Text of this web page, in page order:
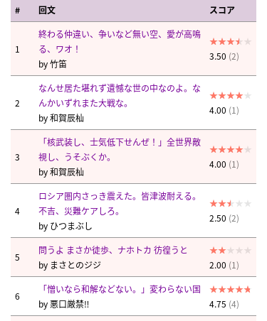
# 回文 スコア
1
終わる仲違い、争いなど無い空、愛が高鳴
る、ワオ！
by竹笛
3.50 (2)
2
なんせ居た堪れず遺憾な世の中なのよ。な
んかいずれまた大戦な。
by和賀辰杣
4.00 (1)
3
「核武装し、士気低下せんぜ！」全世界敵
視し、うそぶくか。
by和賀辰杣
4.00 (1)
4
ロシア圏内さっき震えた。皆津波耐える。
不吉、災難ケアしろ。
by ひつまぶし
2.50 (2)
5
問うよ まさか徒歩、ナホトカ 彷徨うと
by まさとのジジ 2.00 (1)
6
「憎いなら和解などない。」変わらない国
by悪口厳禁‼︎ 4.75 (4)